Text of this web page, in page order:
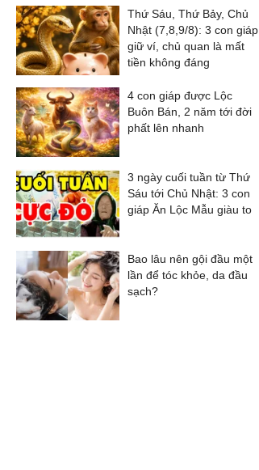
Thứ Sáu, Thứ Bảy, Chủ
Nhật (7,8,9/8): 3 con giáp
giữ ví, chủ quan là mất
tiền không đáng
4 con giáp được Lộc
Buôn Bán, 2 năm tới đời
phất lên nhanh
3 ngày cuối tuần từ Thứ
Sáu tới Chủ Nhật: 3 con
giáp Ăn Lộc Mẫu giàu to
Bao lâu nên gội đầu một
lần để tóc khỏe, da đầu
sạch?